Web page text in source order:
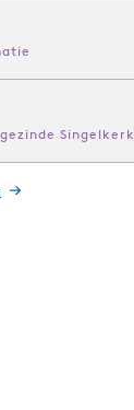
Singelkerk